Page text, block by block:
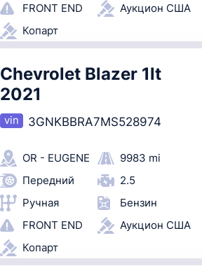
FRONT END
Аукцион США
Копарт
Chevrolet Blazer 1lt
2021
3GNKBBRA7MS528974
OR - EUGENE
9983 mi
Передний
2.5
Ручная
Бензин
FRONT END
Аукцион США
Копарт